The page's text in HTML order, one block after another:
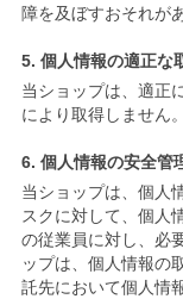
障を及ぼすおそれが
5. 個人情報の適正な
当ショップは、適正
により取得しません。
6. 個人情報の安全管
当ショップは、個人
スクに対して、個人
の従業員に対し、必
ップは、個人情報の
託先において個人情